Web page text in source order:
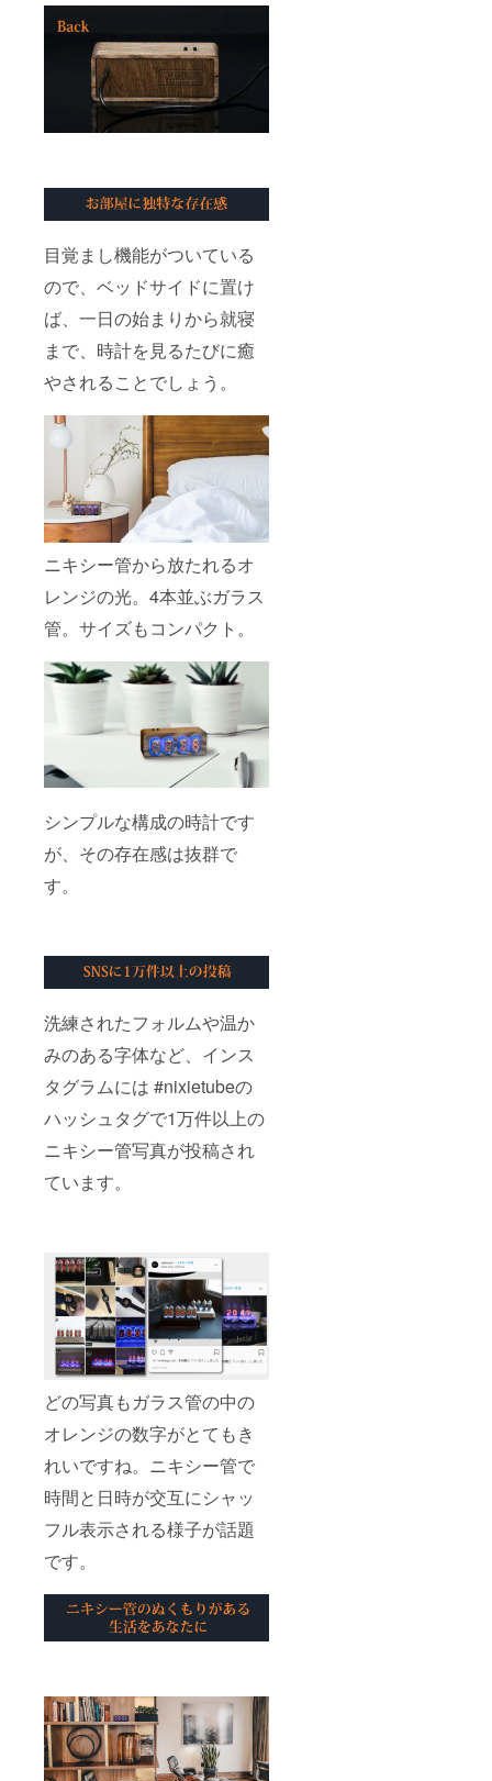
目覚まし機能がついている
ので、ベッドサイドに置け
ば、一日の始まりから就寝
まで、時計を見るたびに癒
やされることでしょう。
ニキシー管から放たれるオ
レンジの光。4本並ぶガラス
管。サイズもコンパクト。
シンプルな構成の時計です
が、その存在感は抜群で
す。
洗練されたフォルムや温か
みのある字体など、インス
タグラムには #nixietubeの
ハッシュタグで1万件以上の
ニキシー管写真が投稿され
ています。
どの写真もガラス管の中の
オレンジの数字がとてもき
れいですね。ニキシー管で
時間と日時が交互にシャッ
フル表示される様子が話題
です。